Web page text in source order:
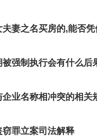
妻之名买房的,能否
强制执行会有什么后
业名称相冲突的相关
罪立案司法解释